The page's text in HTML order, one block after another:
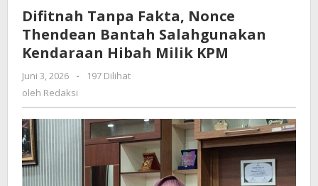
Nonce
Thendean
Bantah
Kendaraan
Milik
KPM
Difitnah Tanpa Fakta, Nonce
Thendean Bantah Salahgunakan
Kendaraan Hibah Milik KPM
Juni 3, 2026
oleh
Redaksi
-
197 Dilihat
oleh Redaksi